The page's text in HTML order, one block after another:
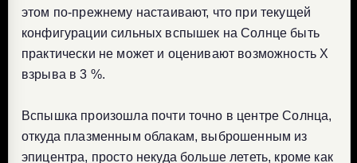
этом по-прежнему настаивают, что при текущей
конфигурации сильных вспышек на Солнце быть
практически не может и оценивают возможность X
взрыва в 3 %.
Вспышка произошла почти точно в центре Солнца,
откуда плазменным облакам, выброшенным из
эпицентра, просто некуда больше лететь, кроме как